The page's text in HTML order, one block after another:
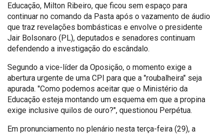
Educação, Milton Ribeiro, que ficou sem espaço para
continuar no comando da Pasta após o vazamento de áudio
que traz revelações bombásticas e envolve o presidente
Jair Bolsonaro (PL), deputados e senadores continuam
defendendo a investigação do escândalo.
Segundo a vice-líder da Oposição, o momento exige a
abertura urgente de uma CPI para que a "roubalheira" seja
apurada. "Como podemos aceitar que o Ministério da
Educação esteja montando um esquema em que a propina
exige inclusive quilos de ouro?", questionou Perpétua.
Em pronunciamento no plenário nesta terça-feira (29), a